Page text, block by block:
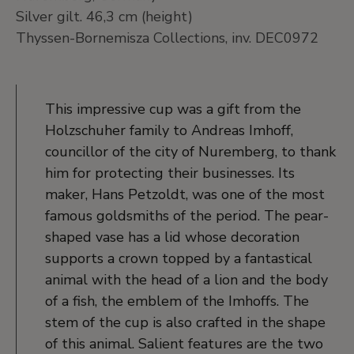
Silver gilt. 46,3 cm (height)
Thyssen-Bornemisza Collections, inv. DEC0972
This impressive cup was a gift from the
Holzschuher family to Andreas Imhoff,
councillor of the city of Nuremberg, to thank
him for protecting their businesses. Its
maker, Hans Petzoldt, was one of the most
famous goldsmiths of the period. The pear-
shaped vase has a lid whose decoration
supports a crown topped by a fantastical
animal with the head of a lion and the body
of a fish, the emblem of the Imhoffs. The
stem of the cup is also crafted in the shape
of this animal. Salient features are the two